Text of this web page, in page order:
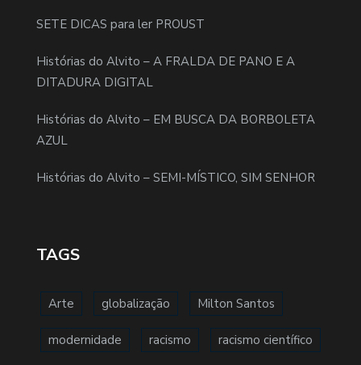
SETE DICAS para ler PROUST
Histórias do Alvito – A FRALDA DE PANO E A
DITADURA DIGITAL
Histórias do Alvito – EM BUSCA DA BORBOLETA
AZUL
Histórias do Alvito – SEMI-MÍSTICO, SIM SENHOR
TAGS
Arte globalização Milton Santos
modernidade racismo racismo científico